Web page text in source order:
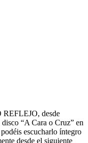
REFLEJO, desde
“A Cara o Cruz” en
escucharlo íntegro
desde el siguiente